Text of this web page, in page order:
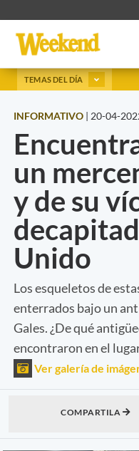
TEMAS DEL DÍA
INFORMATIVO | 20-04-
un
y de su
Unido
Los esqueletos de
enterrados bajo un
Gales. ¿De qué
encontraron en el
Ver galería de
COMPARTILA